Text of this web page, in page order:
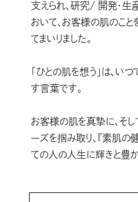
支えられ、 研究/ 開発・生
おいて、 お客様の肌のこと
てまいりました。
「ひとの肌を想う」は、
す言葉です。
お客様の肌を真摯に、そし
ーズを掴み取り、 『素肌の
ての人の人生に輝きと豊か